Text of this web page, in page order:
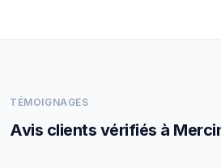
TÉMOIGNAGES
Avis clients vérifiés à